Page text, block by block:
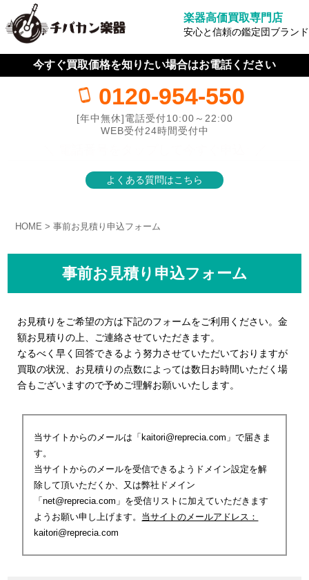
楽器高価買取専門店
安心と信頼の鑑定団ブランド
今すぐ買取価格を知りたい場合はお電話ください
0120-954-550
[年中無休]電話受付10:00～22:00
WEB受付24時間受付中
よくある質問はこちら
HOME 事前お見積り申込フォーム
事前お見積り申込フォーム
お見積りをご希望の方は下記のフォームをご利用ください。金
額お見積りの上、ご連絡させていただきます。
なるべく早く回答できるよう努力させていただいておりますが
買取の状況、お見積りの点数によっては数日お時間いただく場
合もございますので予めご理解お願いいたします。
当サイトからのメールは「kaitori@reprecia.com」で届きま
す。
当サイトからのメールを受信できるようドメイン設定を解
除して頂いただくか、又は弊社ドメイン
「net@reprecia.com」を受信リストに加えていただきます
ようお願い申し上げます。 当サイトのメールアドレス：
kaitori@reprecia.com